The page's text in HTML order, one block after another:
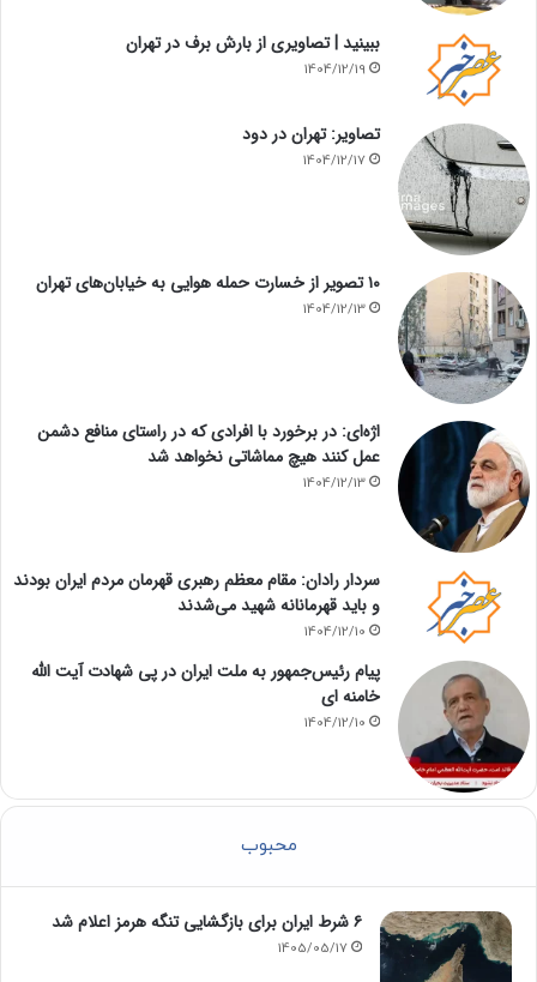
ببینید | تصاویری از بارش برف در تهران
1404/12/19
تصاویر: تهران در دود
1404/12/17
۱۰ تصویر از خسارت حمله هوایی به خیابان‌های تهران
1404/12/13
اژه‌ای: در برخورد با افرادی که در راستای منافع دشمن
عمل کنند هیچ مماشاتی نخواهد شد
1404/12/13
سردار رادان: مقام معظم رهبری قهرمان مردم ایران بودند
و باید قهرمانانه شهید می‌شدند
1404/12/10
پیام رئیس‌جمهور به ملت ایران در پی شهادت آیت الله
خامنه ای
1404/12/10
محبوب
۶ شرط ایران برای بازگشایی تنگه هرمز اعلام شد
1405/05/17